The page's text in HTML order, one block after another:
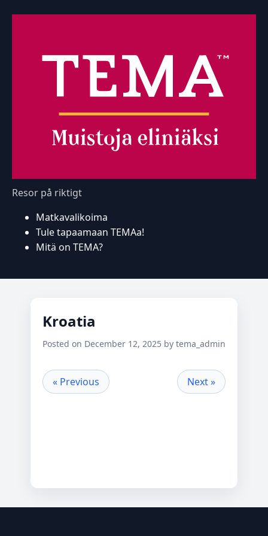
Resor på riktigt
Matkavalikoima
Tule tapaamaan TEMAa!
Mitä on TEMA?
Kroatia
Posted on December 12, 2025 by tema_admin
« Previous Next »